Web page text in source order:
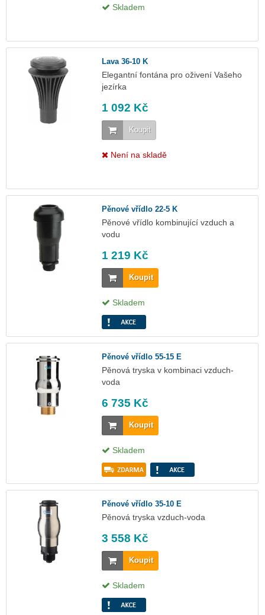
Skladem
Lava 36-10 K
Elegantní fontána pro oživení Vašeho
jezírka
1 092 Kč
Koupit
Není na skladě
Pěnové vřídlo 22-5 K
Pěnové vřídlo kombinující vzduch a
vodu
1 219 Kč
Koupit
Skladem
Pěnové vřídlo 55-15 E
Pěnová tryska v kombinaci vzduch-
voda
6 735 Kč
Koupit
Skladem
Pěnové vřídlo 35-10 E
Pěnová tryska vzduch-voda
3 558 Kč
Koupit
Skladem